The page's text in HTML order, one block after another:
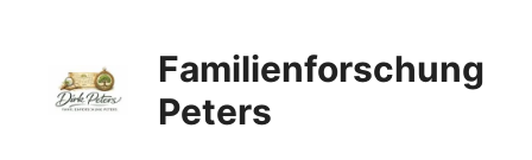
springen
Familienforschung
Peters